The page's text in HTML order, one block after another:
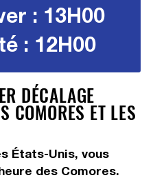
: 13H00
: 12H00
DÉCALAGE
COMORES ET LES
États-Unis, vous
des Comores.